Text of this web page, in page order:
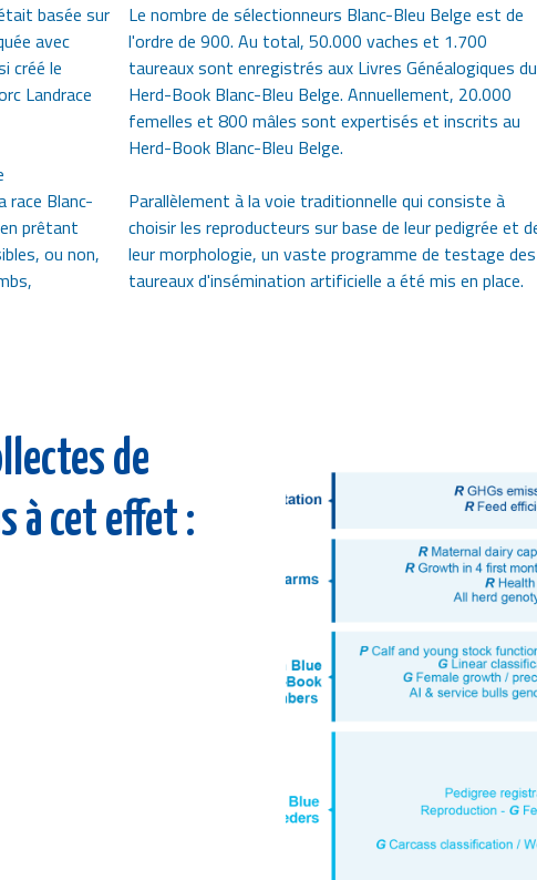
basée sur
avec
créé le
Landrace
Blanc-
prêtant
ou non,
Le nombre de sélectionneurs Blanc-Bleu Belge est de
l'ordre de 900. Au total, 50.000 vaches et 1.700
taureaux sont enregistrés aux Livres Généalogiques du
Herd-Book Blanc-Bleu Belge. Annuellement, 20.000
femelles et 800 mâles sont expertisés et inscrits au
Herd-Book Blanc-Bleu Belge.
Parallèlement à la voie traditionnelle qui consiste à
choisir les reproducteurs sur base de leur pedigrée et
leur morphologie, un vaste programme de testage des
taureaux d'insémination artificielle a été mis en place.
de
à cet effet :